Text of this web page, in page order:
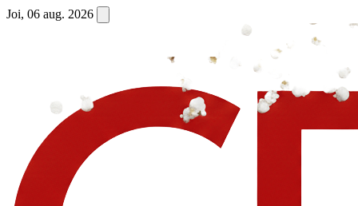
Joi, 06 aug. 2026